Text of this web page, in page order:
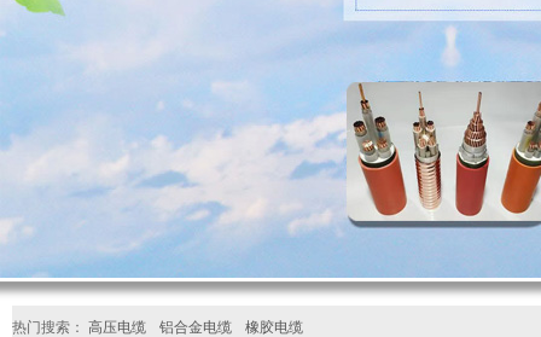
热门搜索： 高压电缆 铝合金电缆 橡胶电缆